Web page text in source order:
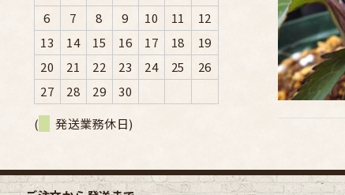
6
7 8 9 10 11
12
13
14 15 16 17 18
19
20
21 22 23 24 25
26
27
28 29
30
(
発送業務休日)